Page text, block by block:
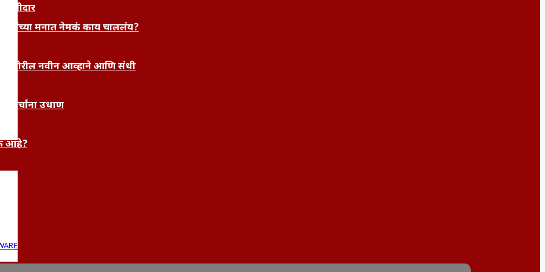
मनात नेमकं काय चाललंय?
नवीन आव्हाने आणि संधी
चर्चांना उधाण
आहे?